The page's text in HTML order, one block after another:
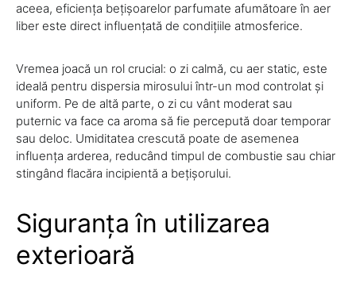
aceea, eficiența bețișoarelor parfumate afumătoare în aer
liber este direct influențată de condițiile atmosferice.
Vremea joacă un rol crucial: o zi calmă, cu aer static, este
ideală pentru dispersia mirosului într-un mod controlat și
uniform. Pe de altă parte, o zi cu vânt moderat sau
puternic va face ca aroma să fie percepută doar temporar
sau deloc. Umiditatea crescută poate de asemenea
influența arderea, reducând timpul de combustie sau chiar
stingând flacăra incipientă a bețișorului.
Siguranța în utilizarea
exterioară